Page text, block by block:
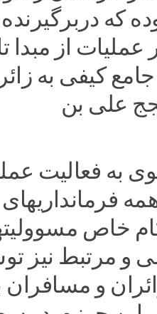
و افزون بر ۶ هزار عملیات از مبدا
کیفی به
علی بن
به فعالیت
فرمانداریهای
خاص
و مرتبط نیز
و مسافران